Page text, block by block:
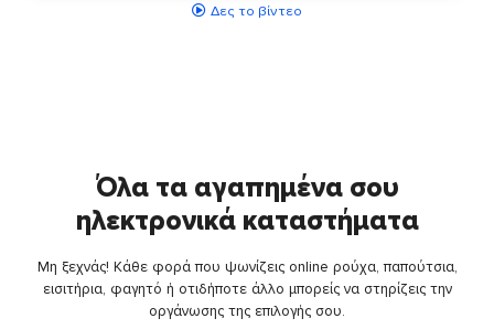
Δες το βίντεο
Όλα τα αγαπημένα σου
ηλεκτρονικά καταστήματα
Μη ξεχνάς! Κάθε φορά που ψωνίζεις online ρούχα, παπούτσια,
εισιτήρια, φαγητό ή οτιδήποτε άλλο μπορείς να στηρίζεις την
οργάνωσης της επιλογής σου.